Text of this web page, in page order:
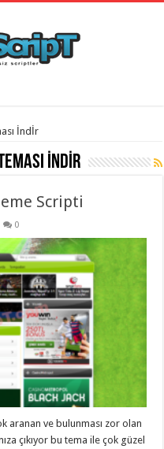
İndİr
İndİr
Scripti
0
aranan ve bulunması zor olan
çıkıyor bu tema ile çok güzel